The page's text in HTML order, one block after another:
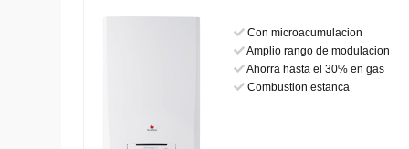
Con microacumulacion
Amplio rango de modulacion
Ahorra hasta el 30% en gas
Combustion estanca